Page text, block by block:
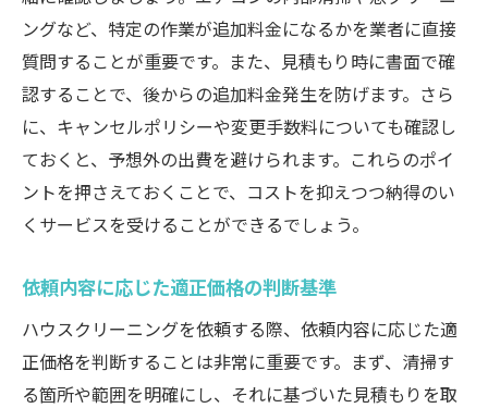
ングなど、特定の作業が追加料金になるかを業者に直接
質問することが重要です。また、見積もり時に書面で確
認することで、後からの追加料金発生を防げます。さら
に、キャンセルポリシーや変更手数料についても確認し
ておくと、予想外の出費を避けられます。これらのポイ
ントを押さえておくことで、コストを抑えつつ納得のい
くサービスを受けることができるでしょう。
依頼内容に応じた適正価格の判断基準
ハウスクリーニングを依頼する際、依頼内容に応じた適
正価格を判断することは非常に重要です。まず、清掃す
る箇所や範囲を明確にし、それに基づいた見積もりを取